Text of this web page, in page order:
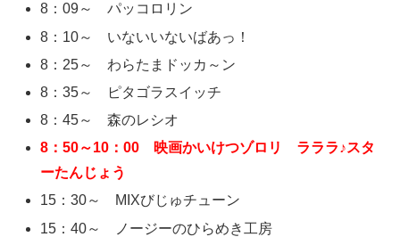
8：09～ パッコロリン
8：10～ いないいないばあっ！
8：25～ わらたまドッカ～ン
8：35～ ピタゴラスイッチ
8：45～ 森のレシオ
8：50～10：00 映画かいけつゾロリ ラララ♪スタ
ーたんじょう
15：30～ MIXびじゅチューン
15：40～ ノージーのひらめき工房